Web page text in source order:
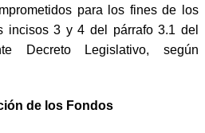
para los fines de los
incisos 3 y 4 del párrafo 3.1 del
Decreto Legislativo, según
de los Fondos